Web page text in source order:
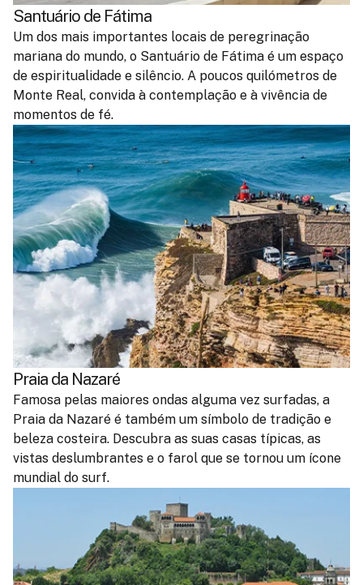
Santuário de Fátima
Um dos mais importantes locais de peregrinação
mariana do mundo, o Santuário de Fátima é um espaço
de espiritualidade e silêncio. A poucos quilómetros de
Monte Real, convida à contemplação e à vivência de
momentos de fé.
Praia da Nazaré
Famosa pelas maiores ondas alguma vez surfadas, a
Praia da Nazaré é também um símbolo de tradição e
beleza costeira. Descubra as suas casas típicas, as
vistas deslumbrantes e o farol que se tornou um ícone
mundial do surf.